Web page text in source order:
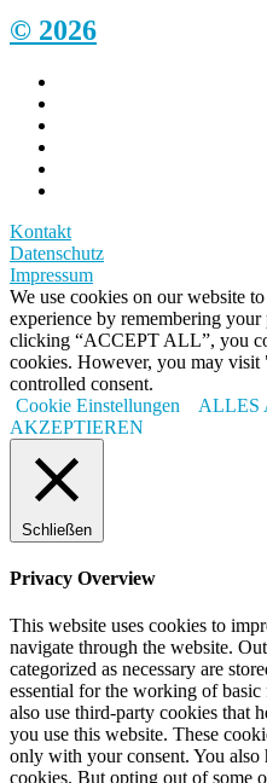
© 2026
Kontakt
Datenschutz
Impressum
We use cookies on our website
experience by remembering
clicking “ACCEPT ALL”, you
cookies. However, you may
controlled consent.
Cookie Einstellungen
ALLES
AKZEPTIEREN
Schließen
Privacy Overview
This website uses cookies to
navigate through the website.
categorized as necessary are
essential for the working of
also use third-party cookies that
you use this website. These
only with your consent. You also
cookies. But opting out of some